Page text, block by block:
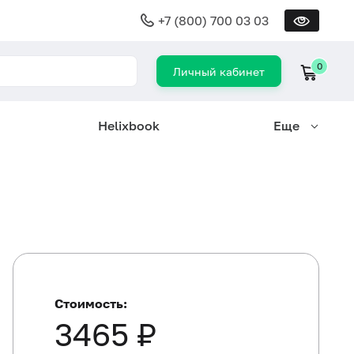
+7 (800) 700 03 03
Личный кабинет 0
Helixbook Еще
Стоимость:
3465 ₽